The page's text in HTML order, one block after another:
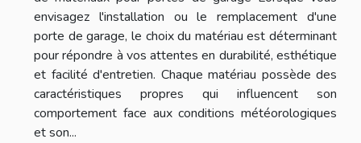
envisagez l'installation ou le remplacement d'une
porte de garage, le choix du matériau est déterminant
pour répondre à vos attentes en durabilité, esthétique
et facilité d'entretien. Chaque matériau possède des
caractéristiques propres qui influencent son
comportement face aux conditions météorologiques
et son...